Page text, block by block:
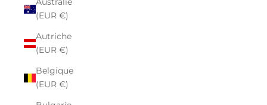
(EUR €)
Autriche
(EUR €)
Belgique
(EUR €)